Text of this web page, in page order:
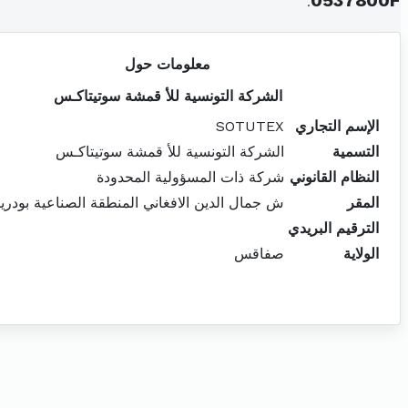
معلومات حول
الشركة التونسية للأ قمشة سوتيتاكـس
الإسم التجاري
SOTUTEX
التسمية
الشركة التونسية للأ قمشة سوتيتاكـس
النظام القانوني شركة ذات المسؤولية المحدودة
المقر
ش جمال الدين الافغاني المنطقة الصناعية بودريار
الترقيم البريدي
الولاية
صفاقس